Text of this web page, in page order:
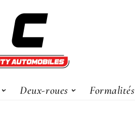
Deux-roues Formalités